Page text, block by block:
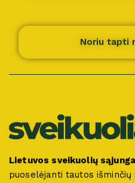
Noriu tapti
Lietuvos sveikuolių sąjunga
puoselėjanti tautos